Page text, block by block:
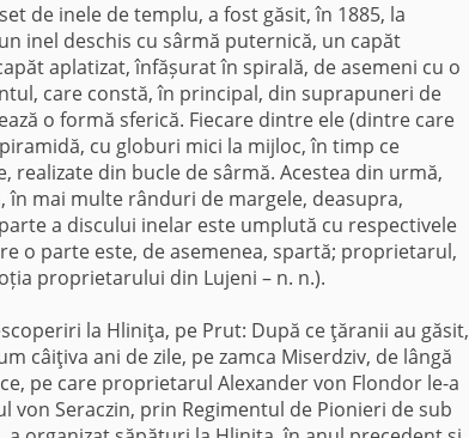
de inele de templu, a fost găsit, în 1885, la
inel deschis cu sârmă puternică, un capăt
aplatizat, înfășurat în spirală, de asemeni cu o
care constă, în principal, din suprapuneri de
o formă sferică. Fiecare dintre ele (dintre care
cu globuri mici la mijloc, în timp ce
din bucle de sârmă. Acestea din urmă,
mai multe rânduri de margele, deasupra,
a discului inelar este umplută cu respectivele
o parte este, de asemenea, spartă; proprietarul,
proprietarului din Lujeni – n. n.).
la Hliniţa, pe Prut: După ce ţăranii au găsit,
câiţiva ani de zile, pe zamca Miserdziv, de lângă
pe care proprietarul Alexander von Flondor le-a
Seraczin, prin Regimentul de Pionieri de sub